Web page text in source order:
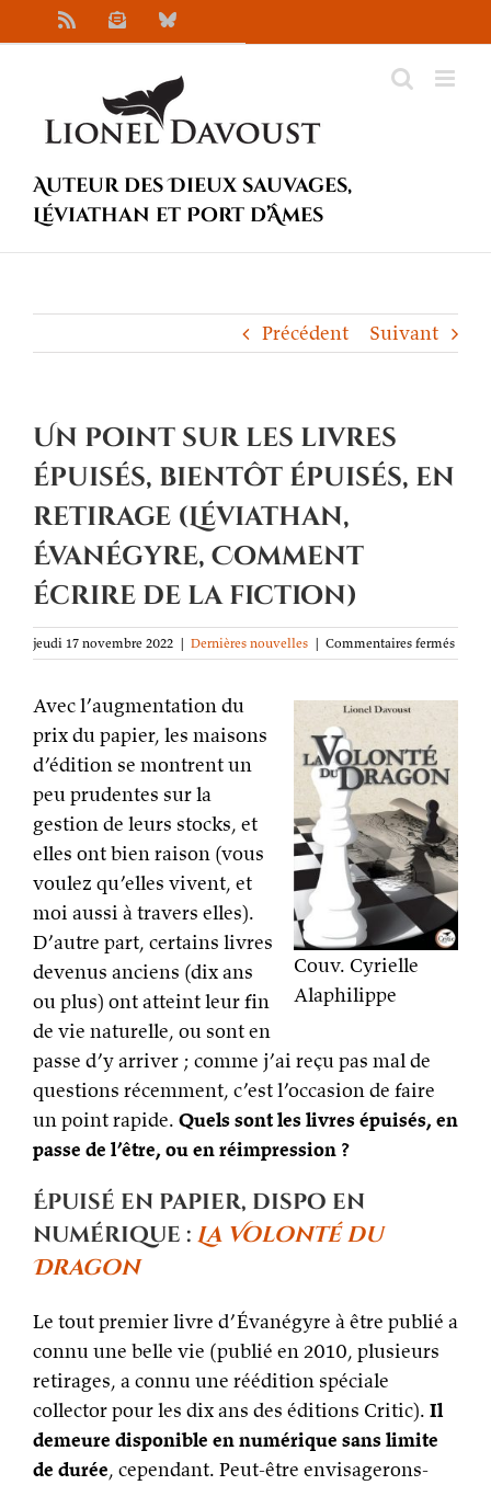
au
NewsletterBluesky
Auteur des Dieux sauvages,
Léviathan et Port d’Âmes
Précédent Suivant
Un point sur les livres
épuisés, bientôt épuisés, en
retirage (Léviathan,
Évanégyre, Comment
écrire de la fiction)
jeudi 17 novembre 2022 | Dernières nouvelles | Commentaires ferméssur
Un
sur
écrire
de
Couv. Cyrielle
Alaphilippe
Avec l’augmentation du
prix du papier, les maisons
d’édition se montrent un
peu prudentes sur la
gestion de leurs stocks, et
elles ont bien raison (vous
voulez qu’elles vivent, et
moi aussi à travers elles).
D’autre part, certains livres
devenus anciens (dix ans
ou plus) ont atteint leur fin
de vie naturelle, ou sont en
passe d’y arriver ; comme j’ai reçu pas mal de
questions récemment, c’est l’occasion de faire
un point rapide. Quels sont les livres épuisés, en
passe de l’être, ou en réimpression ?
Épuisé en papier, dispo en
numérique : La Volonté du
Dragon
Le tout premier livre d’Évanégyre à être publié a
connu une belle vie (publié en 2010, plusieurs
retirages, a connu une réédition spéciale
collector pour les dix ans des éditions Critic). Il
demeure disponible en numérique sans limite
de durée, cependant. Peut-être envisagerons-